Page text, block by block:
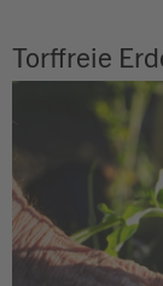
Torffreie